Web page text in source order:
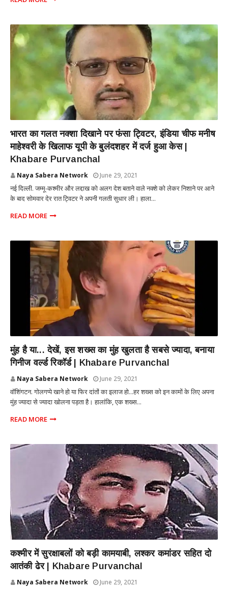
भारत का गलत नक्शा दिखाने पर फंसा ट्विटर, इंडिया चीफ मनीष
माहेश्वरी के खिलाफ यूपी के बुलंदशहर में दर्ज हुआ केस |
Khabare Purvanchal
Naya Sabera Network June 29, 2021
नई दिल्ली. जम्मू-कश्मीर और लद्दाख को अलग देश बताने वाले नक्शे को लेकर निशाने पर आने
के बाद सोमवार देर रात ट्विटर ने अपनी गलती सुधार ली। हाला...
READ MORE
मुंह है या... देखें, इस शख्स का मुंह खुलता है सबसे ज्यादा, बनाया
गिनीज वर्ल्ड रिकॉर्ड | Khabare Purvanchal
Naya Sabera Network June 29, 2021
वॉशिंगटन. गोलगप्पे खाने हो या फिर दांतों का इलाज हो...हर शख्स को इन कामों के लिए अपना
मुंह ज्यादा से ज्यादा खोलना पड़ता है। हालांकि, एक शख्स...
READ MORE
कश्मीर में सुरक्षाबलों को बड़ी कामयाबी, लश्कर कमांडर सहित दो
आतंकी ढेर | Khabare Purvanchal
Naya Sabera Network June 29, 2021